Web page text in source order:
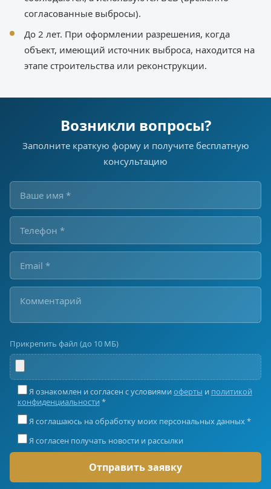
согласованные выбросы).
До 2 лет. При оформлении разрешения, когда
объект, имеющий источник выброса, находится на
этапе строительства или реконструкции.
Возникли вопросы?
Заполните краткую форму и получите бесплатную
консультацию
Прикрепить файл (до 10 МБ)
Я ознакомлен и согласен с условиями оферты и политикой
конфиденциальности *
Я соглашаюсь на обработку моих персональных данных *
Я согласен получать новости и рассылки